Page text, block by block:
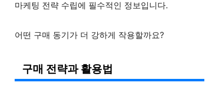
마케팅 전략 수립에 필수적인 정보입니다.
어떤 구매 동기가 더 강하게 작용할까요?
구매 전략과 활용법